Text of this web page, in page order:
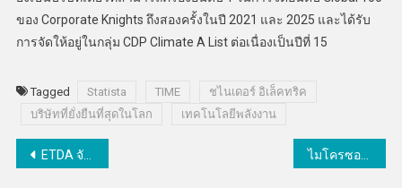
ของ Corporate Knights ถึงสองครั้งในปี 2021 และ 2025 และได้รับ
การจัดให้อยู่ในกลุ่ม CDP Climate A List ต่อเนื่องเป็นปีที่ 15
Tagged Statista TIME
ชไนเดอร์ อิเล็คทริค
บริษัทที่ยั่งยืนที่สุดในโลก
เทคโนโลยีพลังงาน
แนะแนว
ETDA จับมือเนคเทค TB-CERT สกมช. เปิดเวที “AI Red Teaming” ดึงภาคธนาคาร–เทคโนโลยี–ไซเบอร์ ทดสอบหาจุดเสี่ยงAI ไมโครซอฟท์ เปิดตัวกลุ่มธุรกิจใหม่ “Microsoft Frontier Company” หนุนองค์กรธุรกิจทั่วโลกสร้างผลลัพธ์จริงจาก AI